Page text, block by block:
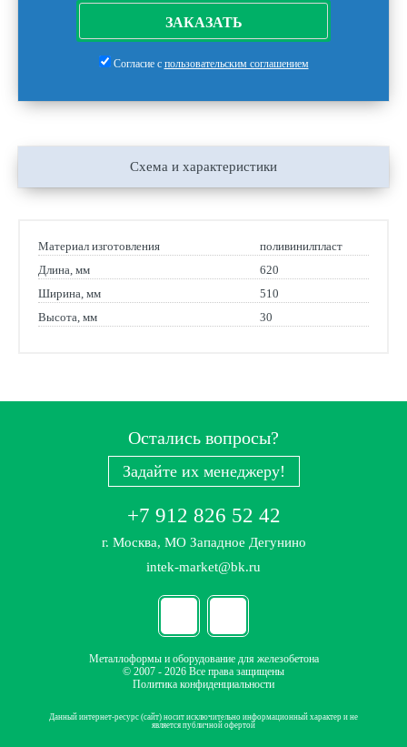
ЗАКАЗАТЬ
Согласие с пользовательским соглашением
Схема и характеристики
Материал изготовления
поливинилпласт
Длина, мм
620
Ширина, мм
510
Высота, мм
30
Остались вопросы?
Задайте их менеджеру!
+7 912 826 52 42
г. Москва, МО Западное Дегунино
intek-market@bk.ru
Металлоформы и оборудование для железобетона
© 2007 - 2026 Все права защищены
Политика конфиденциальности
Данный интернет-ресурс (сайт) носит исключительно информационный характер и не
является публичной офертой